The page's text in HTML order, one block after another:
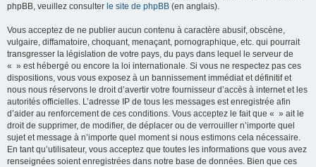
phpBB, veuillez consulter le site de phpBB (en anglais).
Vous acceptez de ne publier aucun contenu à caractère abusif, obscène,
vulgaire, diffamatoire, choquant, menaçant, pornographique, etc. qui pourrait
transgresser la législation de votre pays, du pays dans lequel le serveur de
« » est hébergé ou encore la loi internationale. Si vous ne respectez pas ces
dispositions, vous vous exposez à un bannissement immédiat et définitif et
nous nous réservons le droit d’avertir votre fournisseur d’accès à internet et les
autorités officielles. L’adresse IP de tous les messages est enregistrée afin
d’aider au renforcement de ces conditions. Vous acceptez le fait que « » ait le
droit de supprimer, de modifier, de déplacer ou de verrouiller n’importe quel
sujet et message à n’importe quel moment si nous estimons cela nécessaire.
En tant qu’utilisateur, vous acceptez que toutes les informations que vous avez
renseignées soient enregistrées dans notre base de données. Bien que ces